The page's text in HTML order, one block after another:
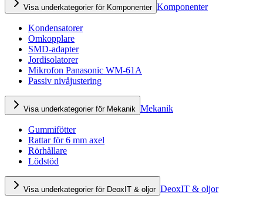
Visa underkategorier för Komponenter Komponenter
Kondensatorer
Omkopplare
SMD-adapter
Jordisolatorer
Mikrofon Panasonic WM-61A
Passiv nivåjustering
Visa underkategorier för Mekanik Mekanik
Gummifötter
Rattar för 6 mm axel
Rörhållare
Lödstöd
Visa underkategorier för DeoxIT & oljor DeoxIT & oljor